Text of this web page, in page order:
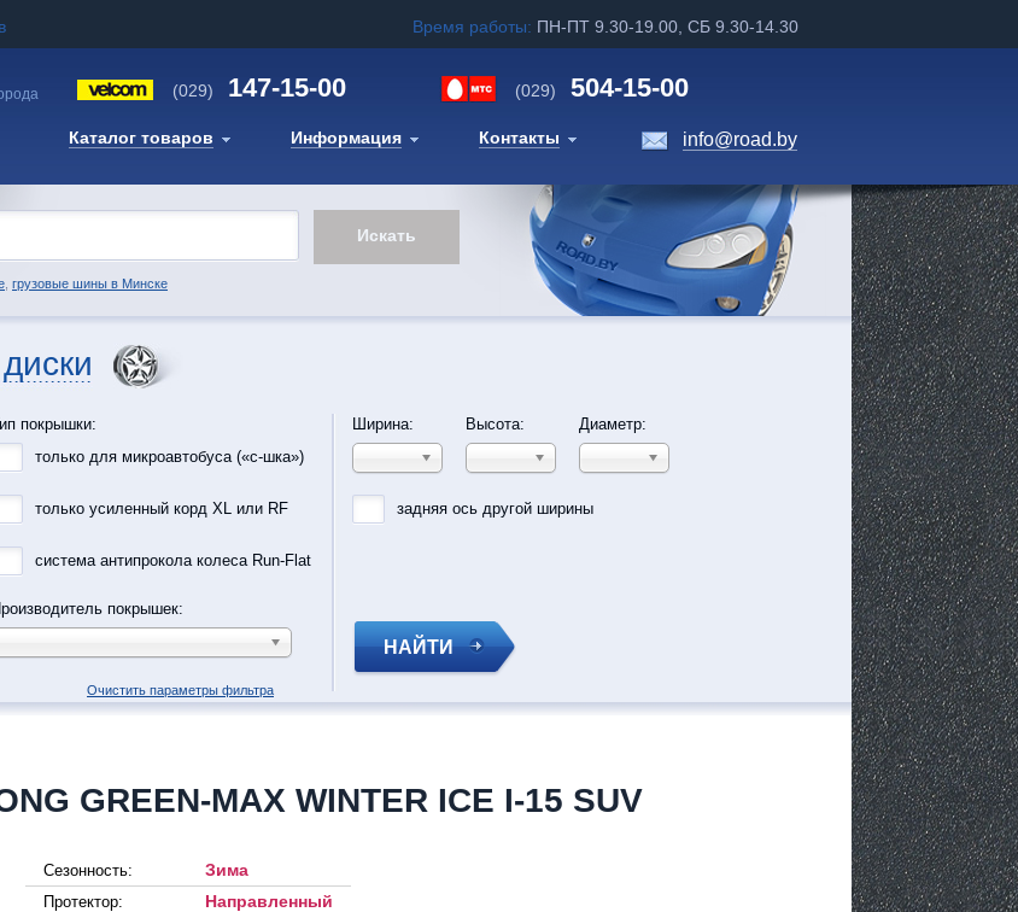
Время работы: ПН-ПТ 9.30-19.00, СБ 9.30-14.30
(029) 147-15-00 (029) 504-15-00
Каталог товаров Информация Контакты info@road.by
грузовые шины в Минске
покрышки:
только для микроавтобуса («с-шка»)
только усиленный корд XL или RF
система антипрокола колеса Run-Flat
покрышек:
Ширина: Высота: Диаметр:
задняя ось другой ширины
НАЙТИ
Очистить параметры фильтра
GREEN-MAX WINTER ICE I-15 SUV
Сезонность: Зима
Протектор: Направленный